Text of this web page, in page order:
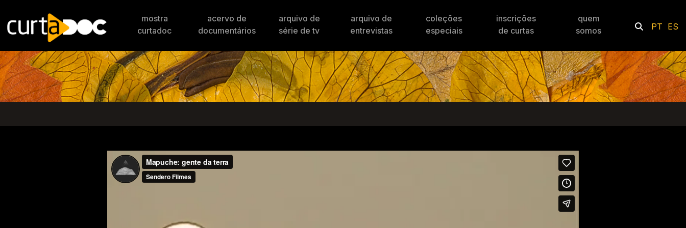
mostra
curtadoc
acervo de
documentários
arquivo de
série de tv
arquivo de
entrevistas
coleções
especiais
inscrições
de curtas
quem
somos
PT ES